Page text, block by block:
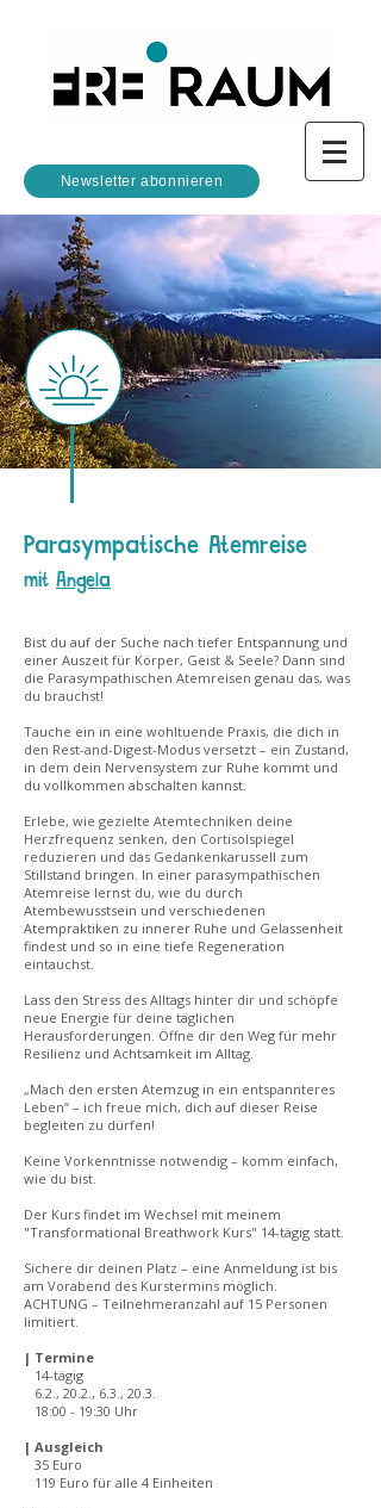
Newsletter abonnieren
Parasympatische Atemreise
mit Angela
Bist du auf der Suche nach tiefer Entspannung und
einer Auszeit für Körper, Geist & Seele? Dann sind
die Parasympathischen Atemreisen genau das, was
du brauchst!
Tauche ein in eine wohltuende Praxis, die dich in
den Rest-and-Digest-Modus versetzt – ein Zustand,
in dem dein Nervensystem zur Ruhe kommt und
du vollkommen abschalten kannst.
Erlebe, wie gezielte Atemtechniken deine
Herzfrequenz senken, den Cortisolspiegel
reduzieren und das Gedankenkarussell zum
Stillstand bringen. In einer parasympathischen
Atemreise lernst du, wie du durch
Atembewusstsein und verschiedenen
Atempraktiken zu innerer Ruhe und Gelassenheit
findest und so in eine tiefe Regeneration
eintauchst.
Lass den Stress des Alltags hinter dir und schöpfe
neue Energie für deine täglichen
Herausforderungen. Öffne dir den Weg für mehr
Resilienz und Achtsamkeit im Alltag.
„Mach den ersten Atemzug in ein entspannteres
Leben“ – ich freue mich, dich auf dieser Reise
begleiten zu dürfen!
Keine Vorkenntnisse notwendig – komm einfach,
wie du bist.
Der Kurs findet im Wechsel mit meinem
"Transformational Breathwork Kurs" 14-tägig statt.
Sichere dir deinen Platz – eine Anmeldung ist bis
am Vorabend des Kurstermins möglich.
ACHTUNG – Teilnehmeranzahl auf 15 Personen
limitiert.
| Termine
14-tägig
6.2., 20.2., 6.3., 20.3.
18:00 - 19:30 Uhr
| Ausgleich
35 Euro
119 Euro für alle 4 Einheiten